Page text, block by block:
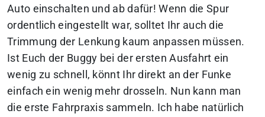
Auto einschalten und ab dafür! Wenn die Spur
ordentlich eingestellt war, solltet Ihr auch die
Trimmung der Lenkung kaum anpassen müssen.
Ist Euch der Buggy bei der ersten Ausfahrt ein
wenig zu schnell, könnt Ihr direkt an der Funke
einfach ein wenig mehr drosseln. Nun kann man
die erste Fahrpraxis sammeln. Ich habe natürlich